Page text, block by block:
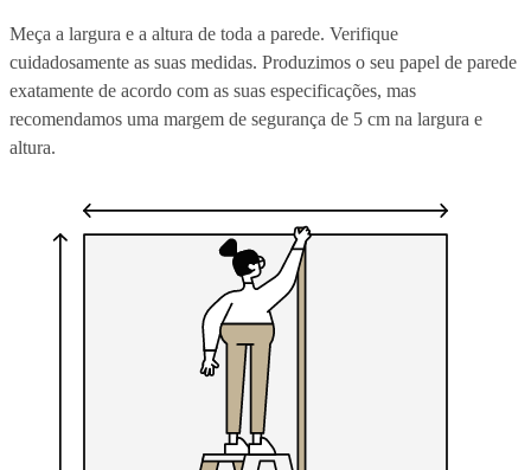
Meça a largura e a altura de toda a parede. Verifique
cuidadosamente as suas medidas. Produzimos o seu papel de parede
exatamente de acordo com as suas especificações, mas
recomendamos uma margem de segurança de 5 cm na largura e
altura.